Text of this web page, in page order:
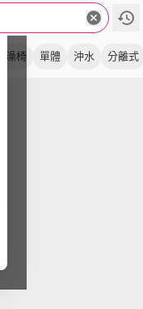
洗澡椅 單體 沖水 分離式